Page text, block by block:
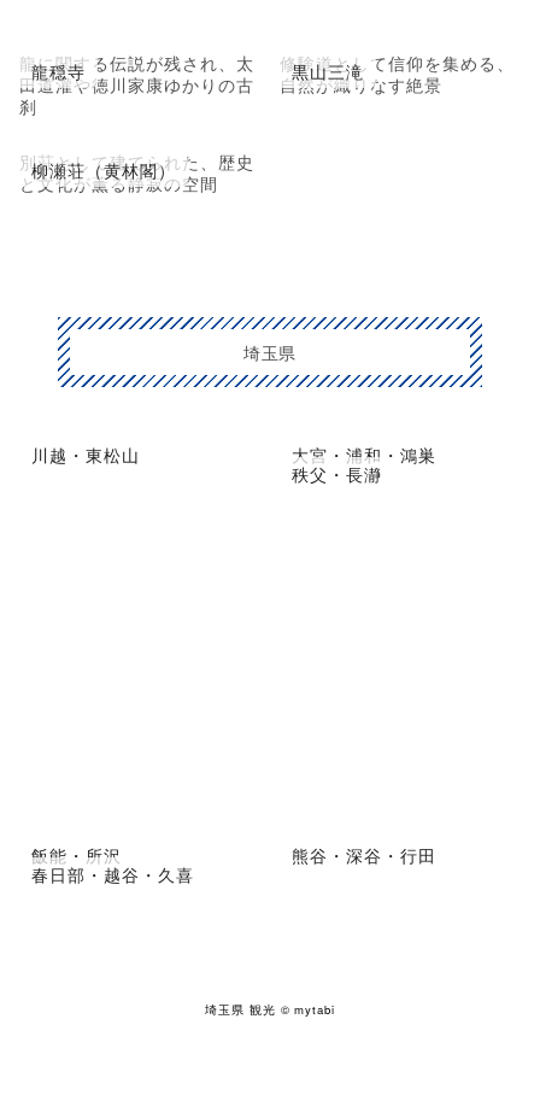
龍穏寺
龍に関する伝説が残され、太
田道灌や徳川家康ゆかりの古
刹
黒山三滝
修験道として信仰を集める、
自然が織りなす絶景
柳瀬荘（黄林閣）
別荘として建てられた、歴史
と文化が薫る静寂の空間
埼玉県
川越・東松山
大宮・浦和・鴻巣
秩父・長瀞
飯能・所沢
熊谷・深谷・行田
春日部・越谷・久喜
埼玉県 観光 © mytabi